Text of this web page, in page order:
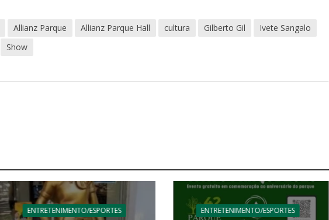
Allianz Parque Allianz Parque Hall cultura Gilberto Gil
Ivete Sangalo
Show
ENTRETENIMENTO/ESPORTES ENTRETENIMENTO/ESPORTES